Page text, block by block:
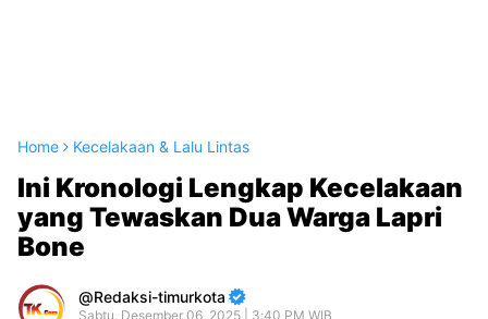
Home Kecelakaan & Lalu Lintas
Ini Kronologi Lengkap Kecelakaan
yang Tewaskan Dua Warga Lapri
Bone
Redaksi-timurkota
Sabtu, Desember 06, 2025 | 3:40 PM WIB